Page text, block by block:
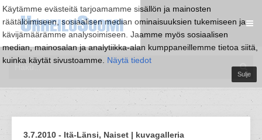
Käytämme evästeitä tarjoamamme sisällön ja mainosten
räätälöimiseen, sosiaalisen median ominaisuuksien tukemiseen ja
kävijämäärämme analysoimiseen. Jaamme myös sosiaalisen
median, mainosalan ja analytiikka-alan kumppaneillemme tietoa siitä,
kuinka käytät sivustoamme. Näytä tiedot
Sulje
3.7.2010 - Itä-Länsi, Naiset | kuvagalleria